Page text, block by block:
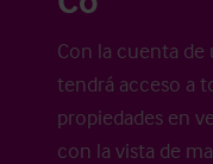
Con la cuenta de
tendrá acceso a
propiedades en
con la vista de